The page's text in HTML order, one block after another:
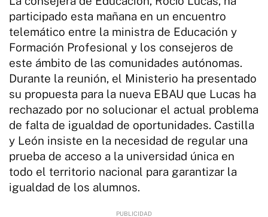
participado esta mañana en un encuentro
telemático entre la ministra de Educación y
Formación Profesional y los consejeros de
este ámbito de las comunidades autónomas.
Durante la reunión, el Ministerio ha presentado
su propuesta para la nueva EBAU que Lucas ha
rechazado por no solucionar el actual problema
de falta de igualdad de oportunidades. Castilla
y León insiste en la necesidad de regular una
prueba de acceso a la universidad única en
todo el territorio nacional para garantizar la
igualdad de los alumnos.